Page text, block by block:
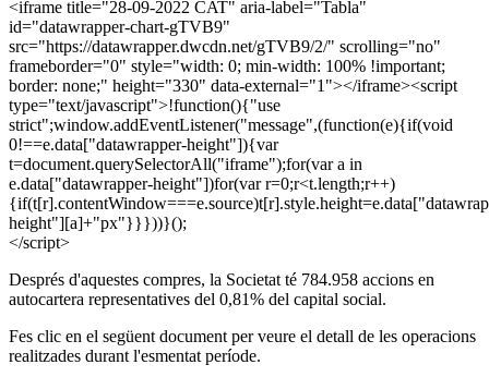
<iframe title="28-09-2022 CAT" aria-label="Tabla"
id="datawrapper-chart-gTVB9"
src="https://datawrapper.dwcdn.net/gTVB9/2/" scrolling="no"
frameborder="0" style="width: 0; min-width: 100% !important;
border: none;" height="330" data-external="1"></iframe><script
type="text/javascript">!function(){"use
strict";window.addEventListener("message",(function(e){if(void
0!==e.data["datawrapper-height"]){var
t=document.querySelectorAll("iframe");for(var a in
e.data["datawrapper-height"])for(var r=0;r<t.length;r++)
height"][a]+"px"}}}))}();
</script>
Després d'aquestes compres, la Societat té 784.958 accions en
autocartera representatives del 0,81% del capital social.
Fes clic en el següent document per veure el detall de les operacions
realitzades durant l'esmentat període.